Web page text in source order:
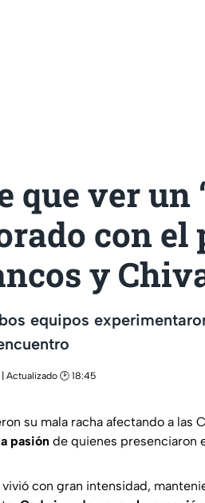
que ver un
con el
y
equipos
| Actualizado 🕑 18:45
su mala racha afectando a las
pasión de quienes presenciaron
con gran intensidad,